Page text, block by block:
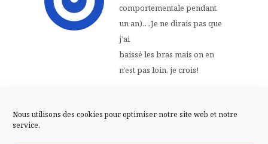
Nous utilisons des cookies pour optimiser notre site web et notre
service.
comportementale pendant
un an)….Je ne dirais pas que
j’ai
baissé les bras mais on en
n’est pas loin, je crois!
Suivre sur Instagram
Confidentialité